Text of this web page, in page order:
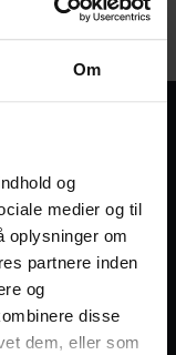
Om
og
medier og til
oplysninger om
partnere inden
og
disse
dem, eller som